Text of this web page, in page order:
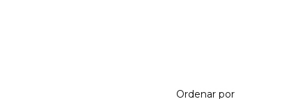
Ordenar por